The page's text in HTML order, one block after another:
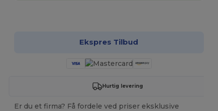
Ekspres Tilbud
Hurtig levering
Er du et firma? Få fordele ved priser eksklusive